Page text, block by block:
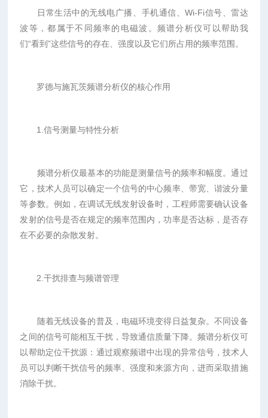
日常生活中的无线电广播、手机通信、Wi-Fi信号、雷达
波等，都属于不同频率的电磁波。频谱分析仪可以帮助我
们“看到”这些信号的存在、强度以及它们所占用的频率范围。
罗德与施瓦茨频谱分析仪的核心作用
1.信号测量与特性分析
频谱分析仪最基本的功能是测量信号的频率和幅度。通过
它，技术人员可以确定一个信号的中心频率、带宽、谐波分量
等参数。例如，在调试无线发射设备时，工程师需要确认设备
发射的信号是否在规定的频率范围内，功率是否达标，是否存
在不必要的杂散发射。
2.干扰排查与频谱管理
随着无线设备的普及，电磁环境变得日益复杂。不同设备
之间的信号可能相互干扰，导致通信质量下降。频谱分析仪可
以帮助定位干扰源：通过观察频谱中出现的异常信号，技术人
员可以判断干扰信号的频率、强度和来源方向，进而采取措施
消除干扰。